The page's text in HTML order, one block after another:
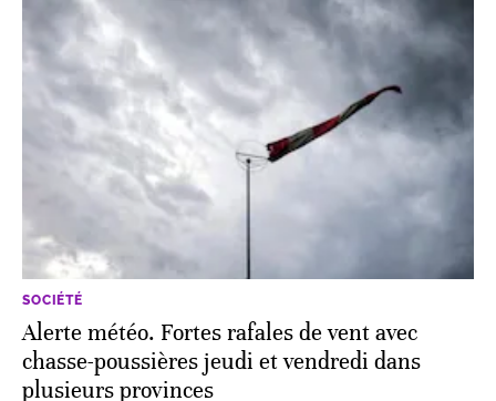
SOCIÉTÉ
Alerte météo. Fortes rafales de vent avec
chasse-poussières jeudi et vendredi dans
plusieurs provinces